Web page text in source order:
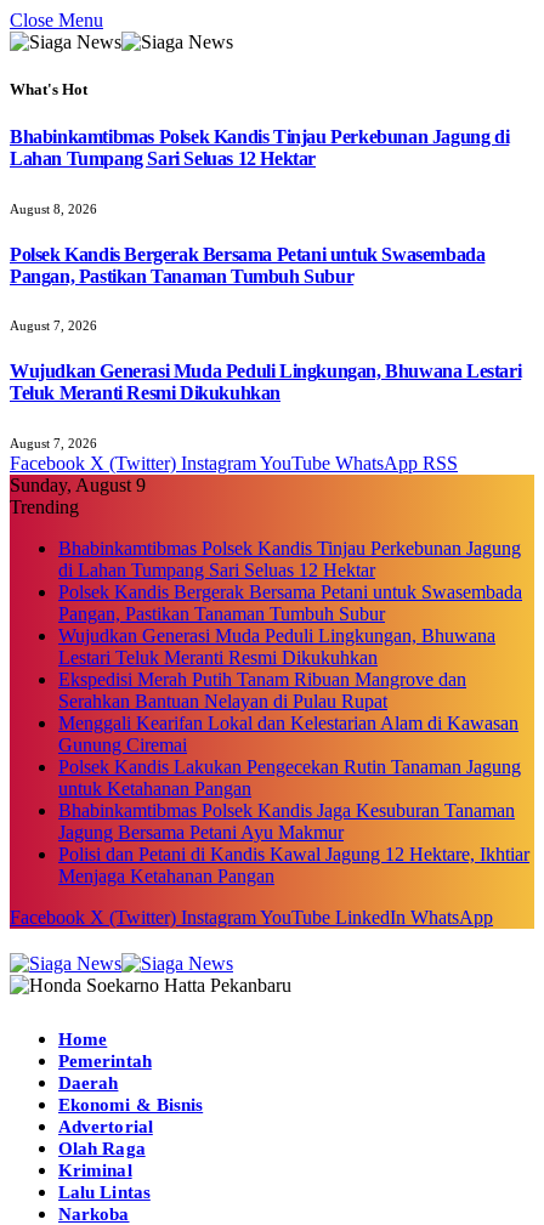
Close Menu
What's Hot
Bhabinkamtibmas Polsek Kandis Tinjau Perkebunan Jagung di
Lahan Tumpang Sari Seluas 12 Hektar
August 8, 2026
Polsek Kandis Bergerak Bersama Petani untuk Swasembada
Pangan, Pastikan Tanaman Tumbuh Subur
August 7, 2026
Wujudkan Generasi Muda Peduli Lingkungan, Bhuwana Lestari
Teluk Meranti Resmi Dikukuhkan
August 7, 2026
Facebook X (Twitter) InstagramYouTube WhatsApp RSS
Sunday, August 9
Trending
Bhabinkamtibmas Polsek Kandis Tinjau Perkebunan Jagung
di Lahan Tumpang Sari Seluas 12 Hektar
Polsek Kandis Bergerak Bersama Petani untuk Swasembada
Pangan, Pastikan Tanaman Tumbuh Subur
Wujudkan Generasi Muda Peduli Lingkungan, Bhuwana
Lestari Teluk Meranti Resmi Dikukuhkan
Ekspedisi Merah Putih Tanam Ribuan Mangrove dan
Serahkan Bantuan Nelayan di Pulau Rupat
Menggali Kearifan Lokal dan Kelestarian Alam di Kawasan
Gunung Ciremai
Polsek Kandis Lakukan Pengecekan Rutin Tanaman Jagung
untuk Ketahanan Pangan
Bhabinkamtibmas Polsek Kandis Jaga Kesuburan Tanaman
Jagung Bersama Petani Ayu Makmur
Polisi dan Petani di Kandis Kawal Jagung 12 Hektare, Ikhtiar
Menjaga Ketahanan Pangan
Facebook X (Twitter) InstagramYouTube LinkedIn WhatsApp
Home
Pemerintah
Daerah
Ekonomi & Bisnis
Advertorial
Olah Raga
Kriminal
Lalu Lintas
Narkoba